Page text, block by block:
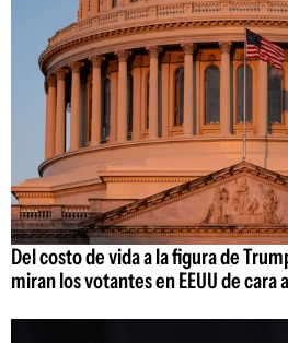
Del costo de vida a la figura de
miran los votantes en EEUU de cara